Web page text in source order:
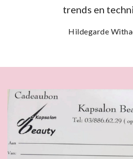
trends en
Hildegarde